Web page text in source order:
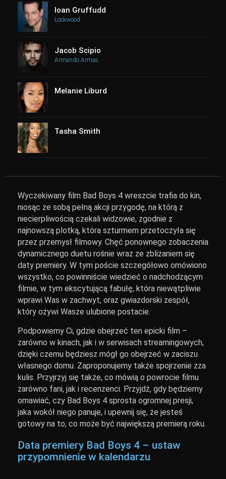
Ioan Gruffudd
Lockwood
Jacob Scipio
Armando Armas
Melanie Liburd
Tasha Smith
Wyczekiwany film Bad Boys 4 wreszcie trafia do kin,
niosąc ze sobą pełną akcji przygodę, na którą z
niecierpliwością czekali widzowie, zgodnie z
najnowszą plotką, która szturmem przetoczyła się
przez przemysł filmowy. Chęć ponownego zobaczenia
dynamicznego duetu rośnie wraz ze zbliżaniem się
daty premiery. W tym poście szczegółowo omówiono
wszystko, co powinniście wiedzieć o nadchodzącym
filmie, w tym ekscytującą fabułę, która niewątpliwie
wprawi Was w zachwyt, oraz gwiazdorski zespół,
który ożywi Wasze ulubione postacie.
Podpowiemy Ci, gdzie obejrzeć ten epicki film –
zarówno w kinach, jak i w serwisach streamingowych,
dzięki czemu będziesz mógł go obejrzeć w zaciszu
własnego domu. Zaproponujemy także spojrzenie zza
kulis. Przyjrzyj się także, co mówią o powrocie filmu
zarówno fani, jak i recenzenci. Przyjdź, gdy będziemy
omawiać, czy Bad Boys 4 sprosta ogromnej presji,
jaka wokół niego panuje, i upewnij się, że jesteś
gotowy na to, co może być największą premierą roku.
Data premiery Bad Boys 4 – ustaw
przypomnienie w kalendarzu